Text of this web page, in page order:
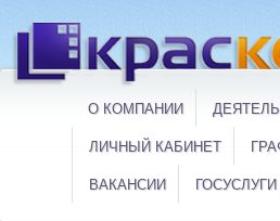
О КОМПАНИИ
ЛИЧНЫЙ КАБИНЕТ
ВАКАНСИИ